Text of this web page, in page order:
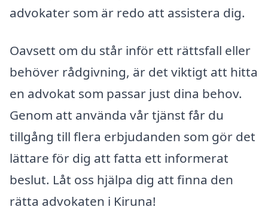
advokater som är redo att assistera dig.
Oavsett om du står inför ett rättsfall eller
behöver rådgivning, är det viktigt att hitta
en advokat som passar just dina behov.
Genom att använda vår tjänst får du
tillgång till flera erbjudanden som gör det
lättare för dig att fatta ett informerat
beslut. Låt oss hjälpa dig att finna den
rätta advokaten i Kiruna!